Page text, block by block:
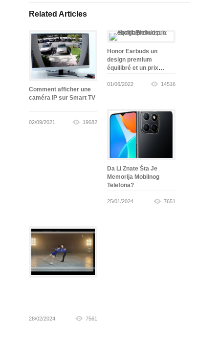
Related Articles
Comment afficher une
caméra IP sur Smart TV
02/09/2021 19682
Honor Earbuds un
design premium
équilibré et un prix
01/06/2022 14516
Da Li Znate Šta Je
Memorija Mobilnog
Telefona?
25/01/2024 7651
28/02/2024 7561